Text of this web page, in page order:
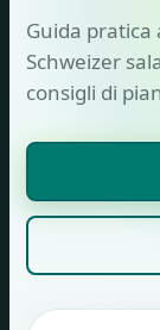
Guida
Schweizer
consigli di